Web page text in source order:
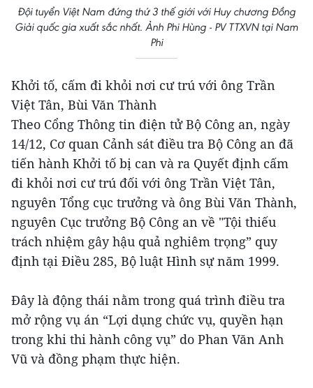
Đội tuyển Việt Nam đứng thứ 3 thế giới với Huy chương Đồng
Giải quốc gia xuất sắc nhất. Ảnh Phi Hùng - PV TTXVN tại Nam
Phi
Khởi tố, cấm đi khỏi nơi cư trú với ông Trần
Việt Tân, Bùi Văn Thành
Theo Cổng Thông tin điện tử Bộ Công an, ngày
14/12, Cơ quan Cảnh sát điều tra Bộ Công an đã
tiến hành Khởi tố bị can và ra Quyết định cấm
đi khỏi nơi cư trú đối với ông Trần Việt Tân,
nguyên Tổng cục trưởng và ông Bùi Văn Thành,
nguyên Cục trưởng Bộ Công an về "Tội thiếu
trách nhiệm gây hậu quả nghiêm trọng” quy
định tại Điều 285, Bộ luật Hình sự năm 1999.
Đây là động thái nằm trong quá trình điều tra
mở rộng vụ án “Lợi dụng chức vụ, quyền hạn
trong khi thi hành công vụ” do Phan Văn Anh
Vũ và đồng phạm thực hiện.